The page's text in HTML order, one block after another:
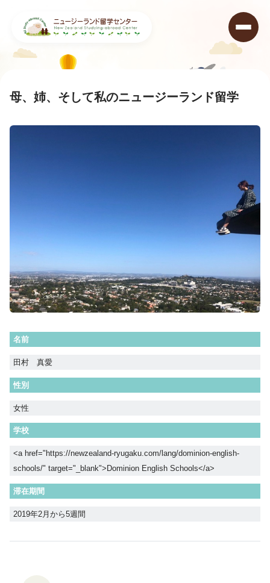
ニュージーランド留学センター> 体験談> 母、姉、そして私のニュージーランド留学
母、姉、そして私のニュージーランド留学
名前
田村 真愛
性別
女性
学校
<a href="https://newzealand-ryugaku.com/lang/dominion-english-
schools/" target="_blank">Dominion English Schools</a>
滞在期間
2019年2月から5週間